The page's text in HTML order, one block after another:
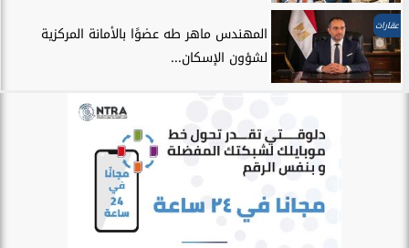
عقارات
المهندس ماهر طه عضوًا بالأمانة المركزية
لشؤون الإسكان...